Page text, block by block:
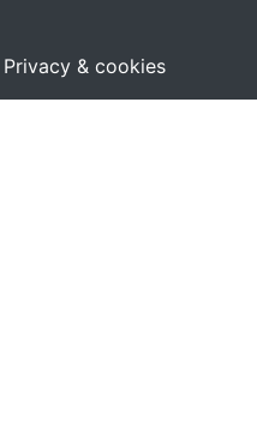
Privacy & cookies